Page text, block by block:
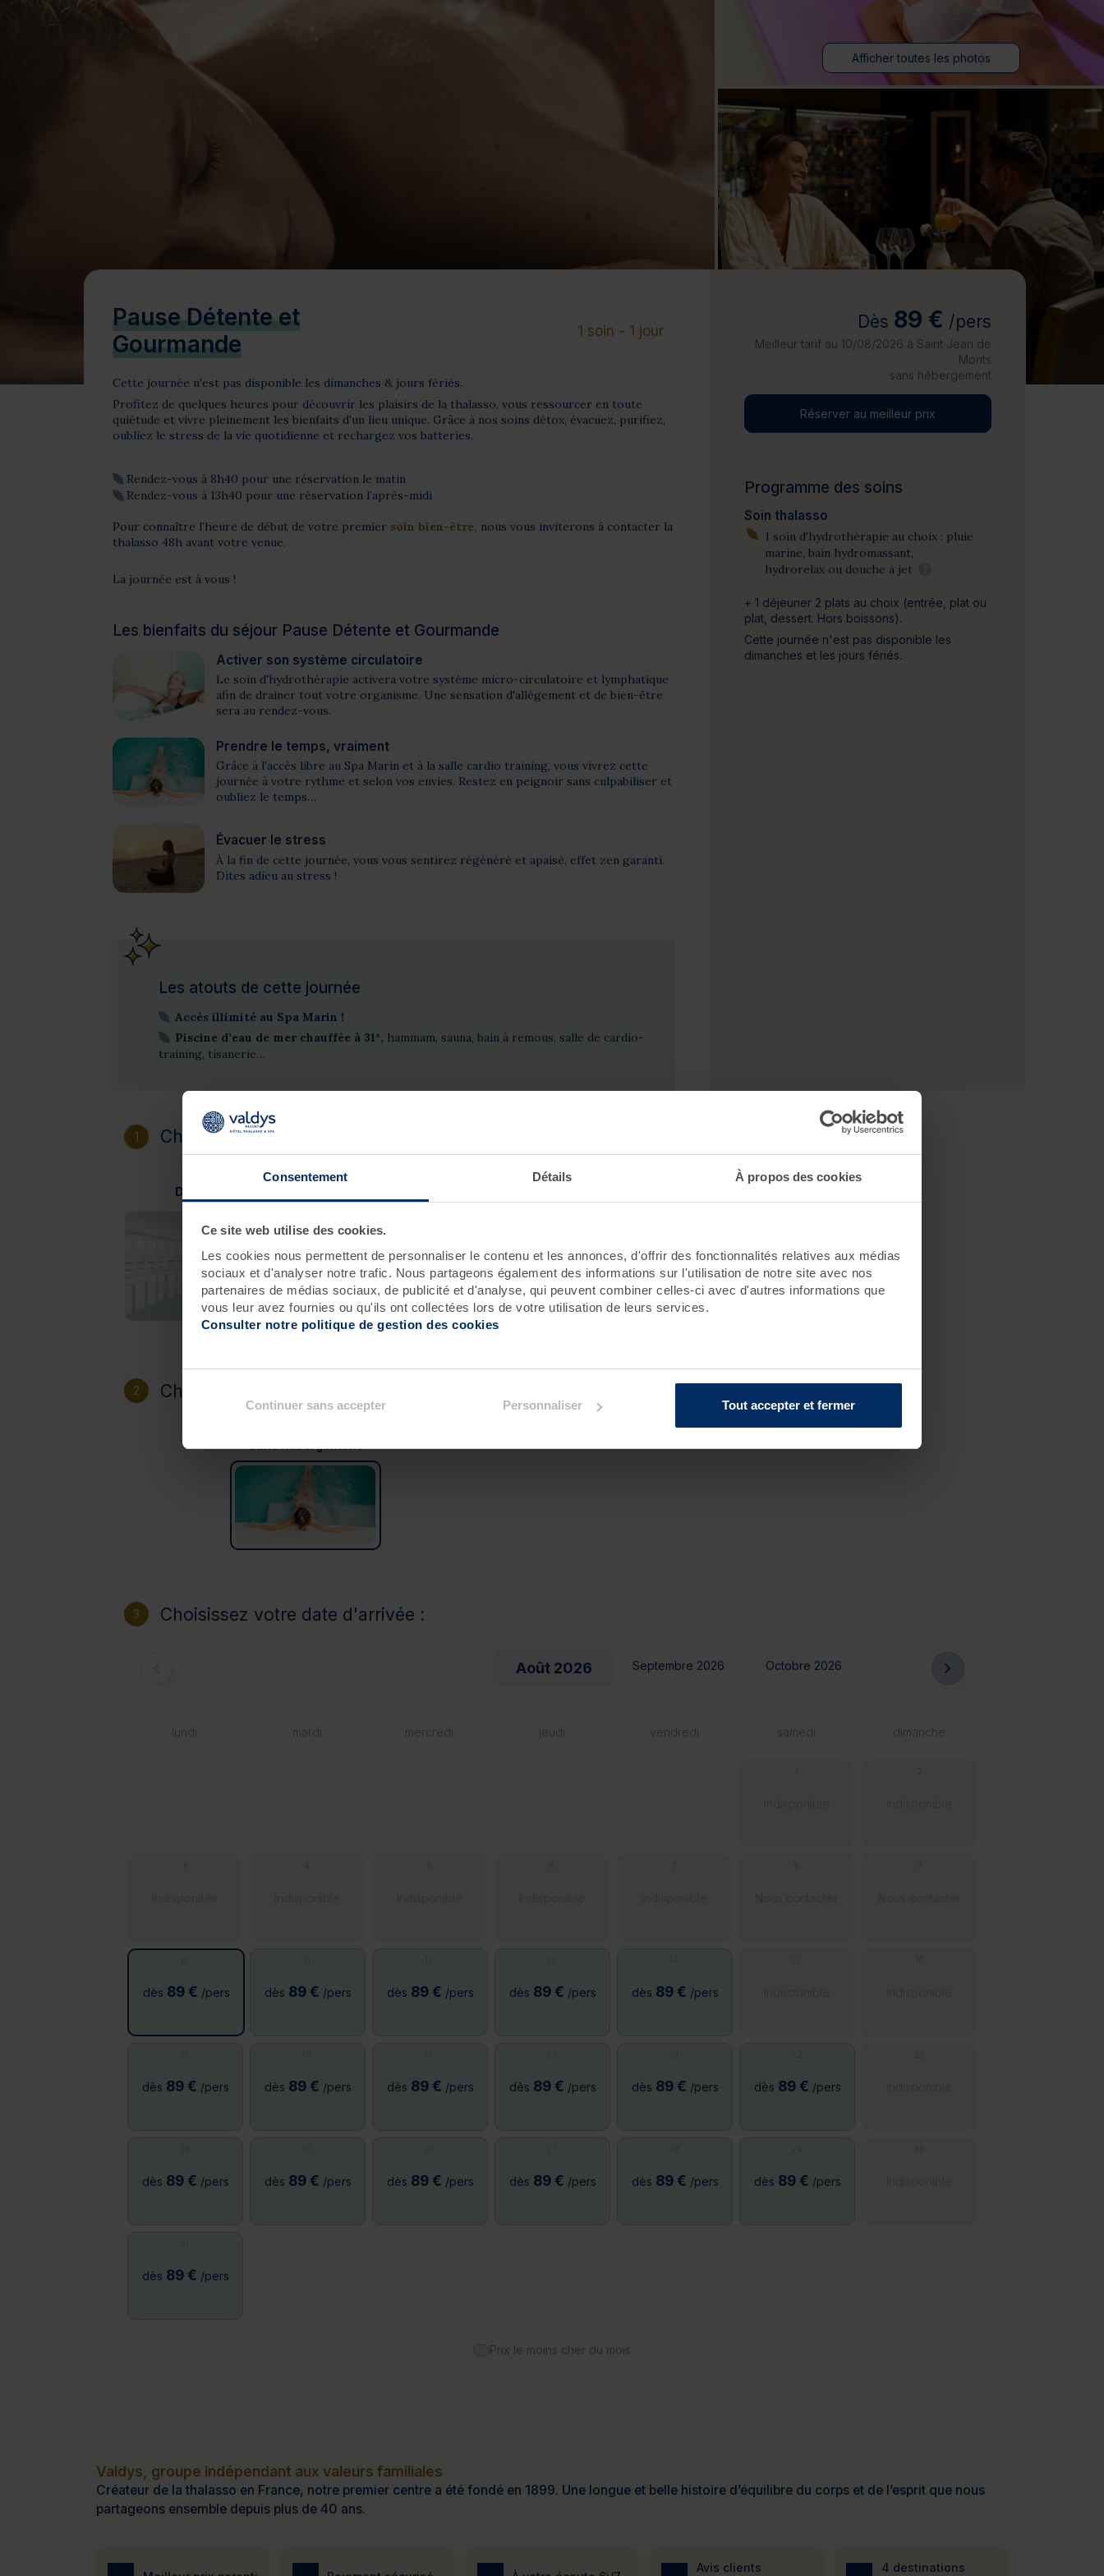
Consentement Détails À propos des cookies
Ce site web utilise des cookies.
Les cookies nous permettent de personnaliser le contenu et les annonces, d'offrir des fonctionnalités relatives aux médias
sociaux et d'analyser notre trafic. Nous partageons également des informations sur l'utilisation de notre site avec nos
partenaires de médias sociaux, de publicité et d'analyse, qui peuvent combiner celles-ci avec d'autres informations que
vous leur avez fournies ou qu'ils ont collectées lors de votre utilisation de leurs services.
Consulter notre politique de gestion des cookies
Continuer sans accepter Personnaliser Tout accepter et fermer
Bien-être
Santé Journée détente
Afficher toutes les photos
Pause Détente et
Gourmande
1 soin - 1 jour
Cette journée n'est pas disponible les dimanches & jours fériés.
Profitez de quelques heures pour découvrir les plaisirs de la thalasso, vous ressourcer en toute
quiétude et vivre pleinement les bienfaits d'un lieu unique. Grâce à nos soins détox, évacuez, purifiez,
oubliez le stress de la vie quotidienne et rechargez vos batteries.
Rendez-vous à 8h40 pour une réservation le matin
Rendez-vous à 13h40 pour une réservation l’après-midi
Pour connaître l’heure de début de votre premier soin bien-être, nous vous inviterons à contacter la
thalasso 48h avant votre venue.
La journée est à vous !
Les bienfaits du séjour Pause Détente et Gourmande
Activer son système circulatoire
Le soin d'hydrothérapie activera votre système micro-circulatoire et lymphatique
afin de drainer tout votre organisme. Une sensation d'allégement et de bien-être
sera au rendez-vous.
Prendre le temps, vraiment
Grâce à l'accès libre au Spa Marin et à la salle cardio training, vous vivrez cette
journée à votre rythme et selon vos envies. Restez en peignoir sans culpabiliser et
oubliez le temps…
Évacuer le stress
À la fin de cette journée, vous vous sentirez régénéré et apaisé, effet zen garanti.
Dites adieu au stress !
Les atouts de cette journée
Accès illimité au Spa Marin !
Piscine d’eau de mer chauffée à 31°, hammam, sauna, bain à remous, salle de cardio-
training, tisanerie…
Dès 89 € /pers
Meilleur tarif au 10/08/2026 à Saint Jean de
Monts
sans hébergement
Réserver au meilleur prix
Programme des soins
Soin thalasso
1 soin d'hydrothérapie au choix : pluie
marine, bain hydromassant,
hydrorelax ou douche à jet
+ 1 déjeuner 2 plats au choix (entrée, plat ou
plat, dessert. Hors boissons).
Cette journée n'est pas disponible les
dimanches et les jours fériés.
1 Choisissez votre destination :
Douarnenez
lundi mardi mercredi jeudi vendredi samedi dimanche
dès 89 € /pers dès 89 € /pers dès 89 € /pers dès 89 € /pers dès 89 € /pers
dès 89 € /pers dès 89 € /pers dès 89 € /pers dès 89 € /pers dès 89 € /pers dès 89 € /pers
dès 89 € /pers dès 89 € /pers dès 89 € /pers dès 89 € /pers dès 89 € /pers dès 89 € /pers
dès 89 € /pers
2 Choisissez votre hébergement :
Sans hébergement
3 Choisissez votre date d'arrivée :
Août 2026 Septembre 2026 Octobre 2026
Prix le moins cher du mois
Valdys, groupe indépendant aux valeurs familiales
Créateur de la thalasso en France, notre premier centre a été fondé en 1899. Une longue et belle histoire d’équilibre du corps et de l’esprit que nous
partageons ensemble depuis plus de 40 ans.
Avis clients 4 destinations